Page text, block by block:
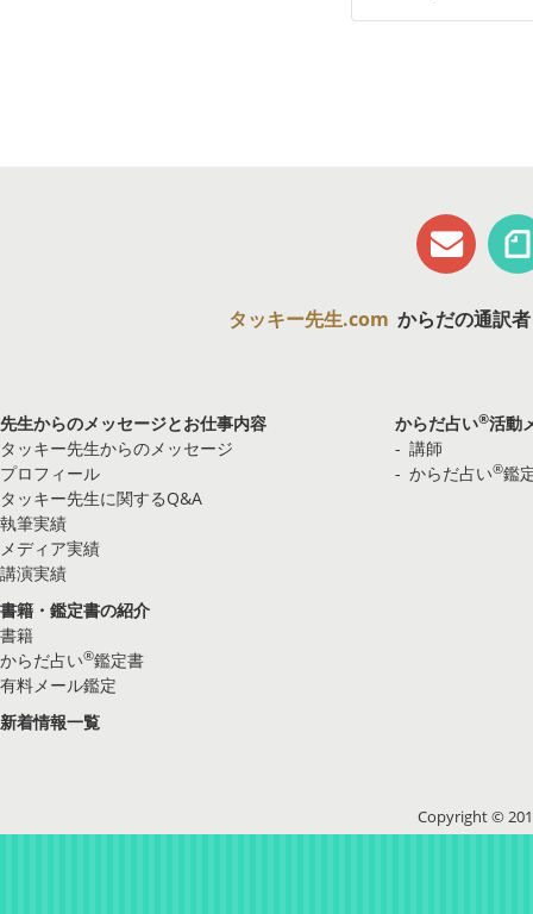
タッキー先生.com からだの通訳
先生からのメッセージとお仕事内容
タッキー先生からのメッセージ
プロフィール
タッキー先生に関するQ&A
執筆実績
メディア実績
講演実績
書籍・鑑定書の紹介
書籍
からだ占い®鑑定書
有料メール鑑定
新着情報一覧
からだ占い®活動
講師
からだ占い®鑑
Copyright ©